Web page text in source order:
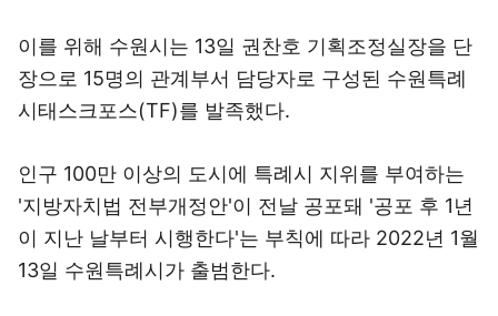
이를 위해 수원시는 13일 권찬호 기획조정실장을 단
장으로 15명의 관계부서 담당자로 구성된 수원특례
시태스크포스(TF)를 발족했다.
인구 100만 이상의 도시에 특례시 지위를 부여하는
'지방자치법 전부개정안'이 전날 공포돼 '공포 후 1년
이 지난 날부터 시행한다'는 부칙에 따라 2022년 1월
13일 수원특례시가 출범한다.